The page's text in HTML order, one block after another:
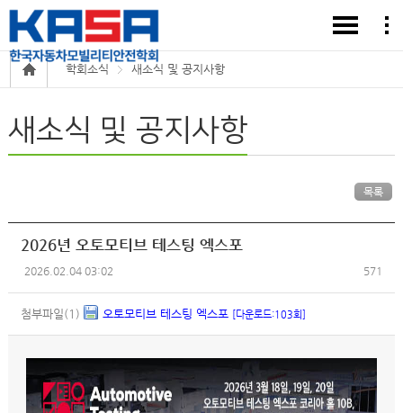
학회소식 새소식 및 공지사항
새소식 및 공지사항
목록
2026년 오토모티브 테스팅 엑스포
2026.02.04 03:02 571
첨부파일(1) 오토모티브 테스팅 엑스포 [다운로드:103회]